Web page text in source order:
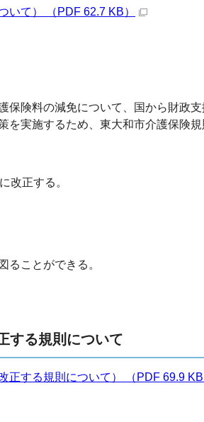
いて） （PDF 62.7 KB）
保険料の減免について、国から財政
を実施するため、東大和市介護保険
改正する。
ることができる。
する規則について
する規則について） （PDF 69.9 KB